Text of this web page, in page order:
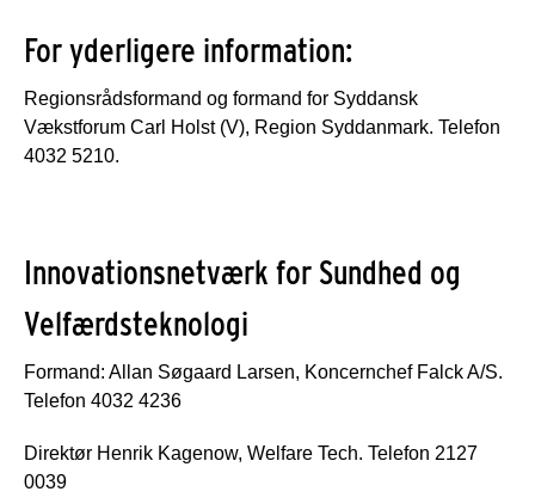
For yderligere information:
Regionsrådsformand og formand for Syddansk
Vækstforum Carl Holst (V), Region Syddanmark. Telefon
4032 5210.
Innovationsnetværk for Sundhed og
Velfærdsteknologi
Formand: Allan Søgaard Larsen, Koncernchef Falck A/S.
Telefon 4032 4236
Direktør Henrik Kagenow, Welfare Tech. Telefon 2127
0039